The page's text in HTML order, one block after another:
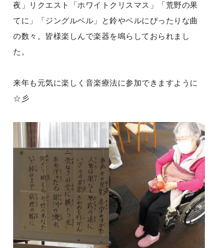
夜」リクエスト「ホワイトクリスマス」「荒野の果
てに」「ジングルベル」と鈴やベルにぴったりな曲
の数々。皆様楽しんで楽器を鳴らしておられまし
た。
来年も元気に楽しく音楽療法に参加できますように
☆彡